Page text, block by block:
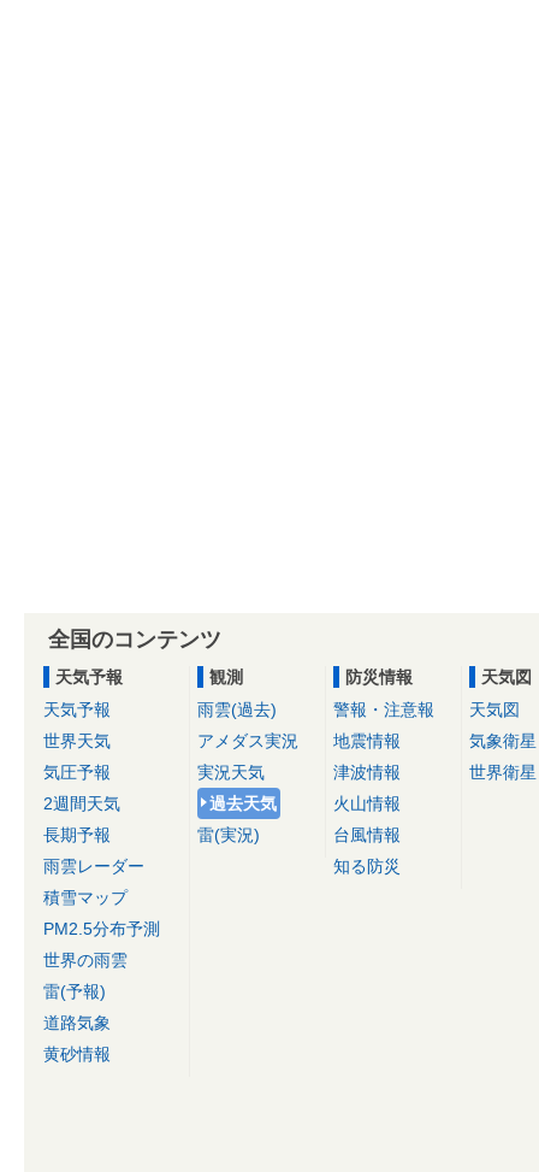
全国のコンテンツ
天気予報
天気予報
世界天気
気圧予報
2週間天気
長期予報
雨雲レーダー
積雪マップ
PM2.5分布予測
世界の雨雲
雷(予報)
道路気象
黄砂情報
観測
雨雲(過去)
アメダス実況
実況天気
過去天気
雷(実況)
防災情報
警報・注意報
地震情報
津波情報
火山情報
台風情報
知る防災
天気図
天気図
気象衛星
世界衛星